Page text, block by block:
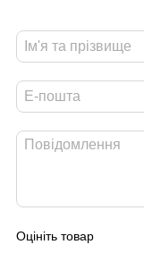
Оцініть товар